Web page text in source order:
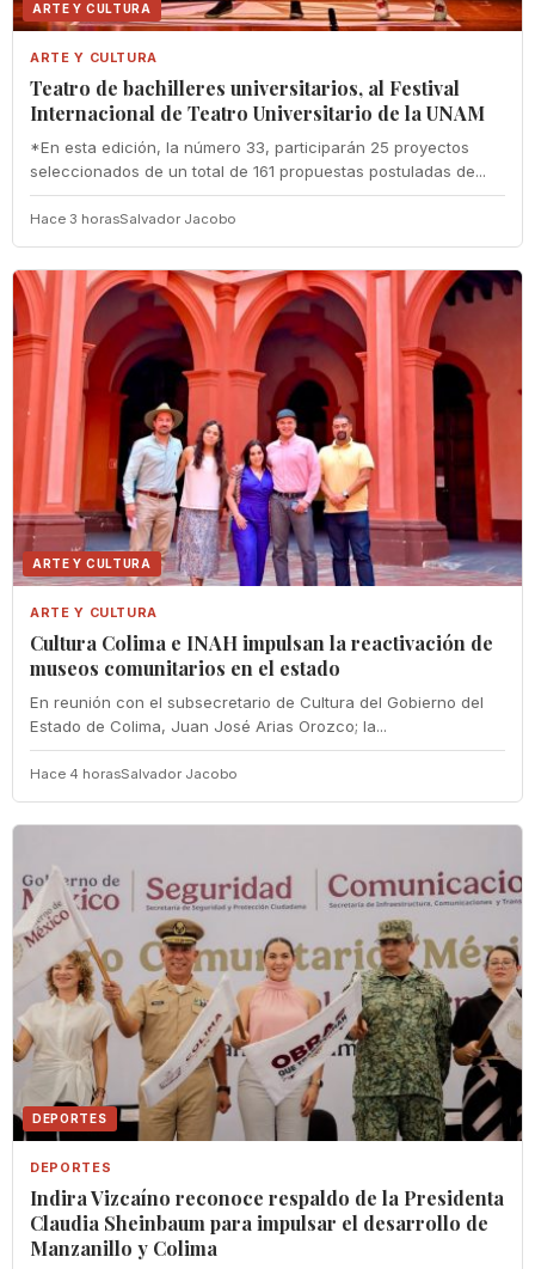
ARTE Y CULTURA
ARTE Y CULTURA
Teatro de bachilleres universitarios, al Festival
Internacional de Teatro Universitario de la UNAM
*En esta edición, la número 33, participarán 25 proyectos
seleccionados de un total de 161 propuestas postuladas de...
Hace 3 horasSalvador Jacobo
ARTE Y CULTURA
ARTE Y CULTURA
Cultura Colima e INAH impulsan la reactivación de
museos comunitarios en el estado
En reunión con el subsecretario de Cultura del Gobierno del
Estado de Colima, Juan José Arias Orozco; la...
Hace 4 horasSalvador Jacobo
DEPORTES
DEPORTES
Indira Vizcaíno reconoce respaldo de la Presidenta
Claudia Sheinbaum para impulsar el desarrollo de
Manzanillo y Colima